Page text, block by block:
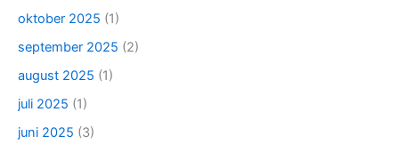
oktober 2025 (1)
september 2025 (2)
august 2025 (1)
juli 2025 (1)
juni 2025 (3)